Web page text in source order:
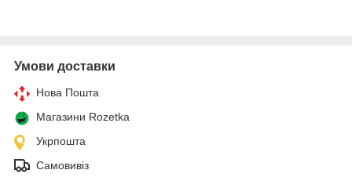
Умови доставки
Нова Пошта
Магазини Rozetka
Укрпошта
Самовивіз